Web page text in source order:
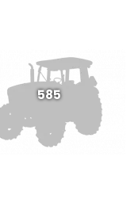
585